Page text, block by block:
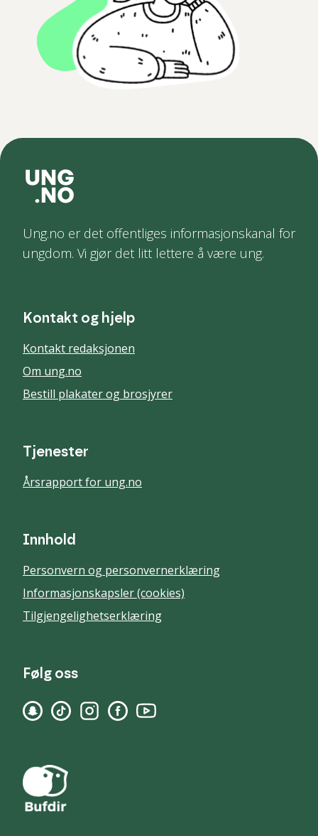
Ung.no er det offentliges informasjonskanal for
ungdom. Vi gjør det litt lettere å være ung.
Kontakt og hjelp
Kontakt redaksjonen
Om ung.no
Bestill plakater og brosjyrer
Tjenester
Årsrapport for ung.no
Innhold
Personvern og personvernerklæring
Informasjonskapsler (cookies)
Tilgjengelighetserklæring
Følg oss